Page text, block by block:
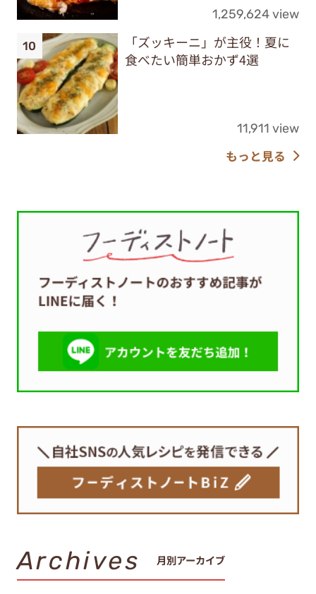
1,259,624 view
「ズッキーニ」が主役！夏に
食べたい簡単おかず4選
11,911 view
もっと見る
Archives 月別アーカイブ